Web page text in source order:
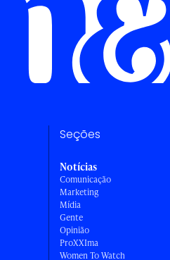
Seções
Notícias
Comunicação
Marketing
Mídia
Gente
Opinião
ProXXIma
Women To Watch